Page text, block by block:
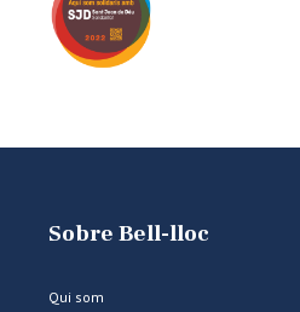
Sobre Bell-lloc
Qui som